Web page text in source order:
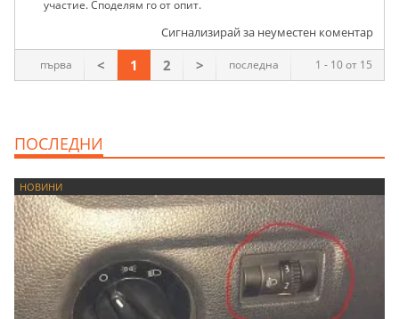
участие. Споделям го от опит.
Сигнализирай за неуместен коментар
1 - 10 от 15
първа < 1 2 > последна
ПОСЛЕДНИ
НОВИНИ